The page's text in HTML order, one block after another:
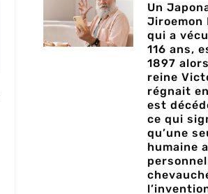
Un
Jiroemon
qui a
116 ans,
1897
reine
régnait
est
ce qui
qu’une
humaine a